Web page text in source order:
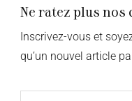
Ne ratez plus
Inscrivez-vous et
qu’un nouvel article